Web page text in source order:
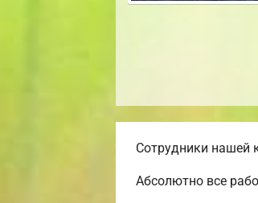
Сотрудники нашей
Абсолютно все